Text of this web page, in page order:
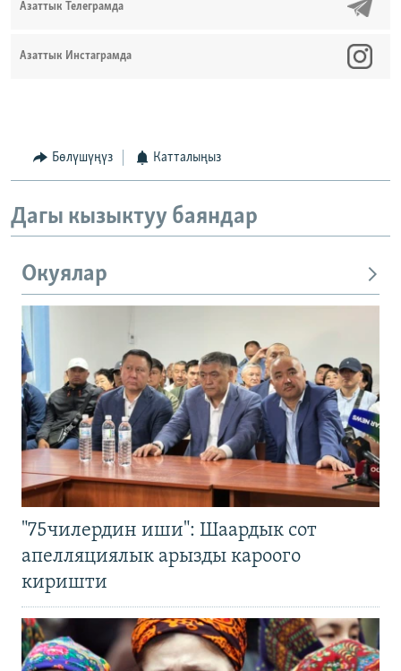
Азаттык Телеграмда
Азаттык Инстаграмда
Бөлүшүңүз Катталыңыз
Дагы кызыктуу баяндар
Окуялар
"75чилердин иши": Шаардык сот
апелляциялык арызды кароого
киришти